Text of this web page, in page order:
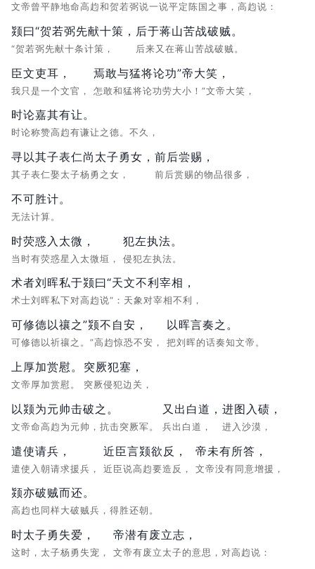
文帝曾平静地命高赹和贺若弼说一说平定陈国之事，高赹说：
颎曰“贺若弼先献十策，
“贺若弼先献十条计策，
后于蒋山苦战破贼。
后来又在蒋山苦战破贼。
臣文吏耳，
我只是一个文官，
焉敢与猛将论功”帝大笑，
怎敢和猛将论功劳大小！”文帝大笑，
时论嘉其有让。
时论称赞高赹有谦让之德。不久，
寻以其子表仁尚太子勇女，
其子表仁娶太子杨勇之女，
前后尝赐，
前后赏赐的物品很多，
不可胜计。
无法计算。
时荧惑入太微，
当时有荧惑星入太微垣，
犯左执法。
侵犯左执法。
术者刘晖私于颎曰“天文不利宰相，
术士刘晖私下对高赹说“：天象对宰相不利，
可修德以禳之”颎不自安，
可修德以祈禳之。”高赹惊恐不安，
以晖言奏之。
把刘晖的话奏知文帝。
上厚加赏慰。
文帝厚加赏慰。
突厥犯塞，
突厥侵犯边关，
以颎为元帅击破之。
文帝命高赹为元帅，抗击突厥军。
又出白道，
兵出白道，
进图入碛，
进入沙漠，
遣使请兵，
遣使入朝请求援兵，
近臣言颎欲反，
近臣说高赹要造反，
帝未有所答，
文帝没有同意增援，
颎亦破贼而还。
高赹也同样大破贼兵，得胜还朝。
时太子勇失爱，
这时，太子杨勇失宠，
帝潜有废立志，
文帝有废立太子的意思，对高赹说：